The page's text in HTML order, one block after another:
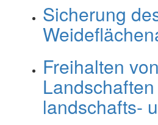
Sicherung
Freihalten
landschafts-